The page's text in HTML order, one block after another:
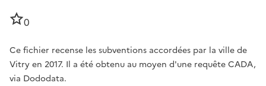
0
Ce fichier recense les subventions accordées par la ville de
Vitry en 2017. Il a été obtenu au moyen d'une requête CADA,
via Dododata.